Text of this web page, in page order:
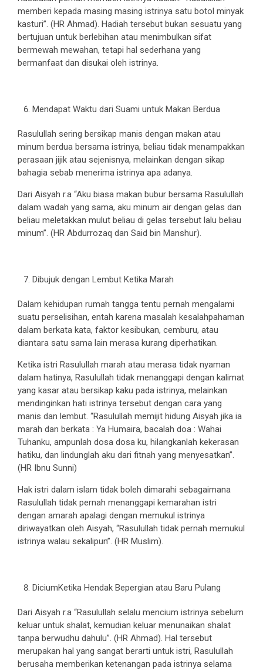
memberi kepada masing masing istrinya satu botol minyak
kasturi”. (HR Ahmad). Hadiah tersebut bukan sesuatu yang
bertujuan untuk berlebihan atau menimbulkan sifat
bermewah mewahan, tetapi hal sederhana yang
bermanfaat dan disukai oleh istrinya.
Mendapat Waktu dari Suami untuk Makan Berdua
Rasulullah sering bersikap manis dengan makan atau
minum berdua bersama istrinya, beliau tidak menampakkan
perasaan jijik atau sejenisnya, melainkan dengan sikap
bahagia sebab menerima istrinya apa adanya.
Dari Aisyah r.a “Aku biasa makan bubur bersama Rasulullah
dalam wadah yang sama, aku minum air dengan gelas dan
beliau meletakkan mulut beliau di gelas tersebut lalu beliau
minum”. (HR Abdurrozaq dan Said bin Manshur).
Dibujuk dengan Lembut Ketika Marah
Dalam kehidupan rumah tangga tentu pernah mengalami
suatu perselisihan, entah karena masalah kesalahpahaman
dalam berkata kata, faktor kesibukan, cemburu, atau
diantara satu sama lain merasa kurang diperhatikan.
Ketika istri Rasulullah marah atau merasa tidak nyaman
dalam hatinya, Rasulullah tidak menanggapi dengan kalimat
yang kasar atau bersikap kaku pada istrinya, melainkan
mendinginkan hati istrinya tersebut dengan cara yang
manis dan lembut. “Rasulullah memijit hidung Aisyah jika ia
marah dan berkata : Ya Humaira, bacalah doa : Wahai
Tuhanku, ampunlah dosa dosa ku, hilangkanlah kekerasan
hatiku, dan lindunglah aku dari fitnah yang menyesatkan”.
(HR Ibnu Sunni)
Hak istri dalam islam tidak boleh dimarahi sebagaimana
Rasulullah tidak pernah menanggapi kemarahan istri
dengan amarah apalagi dengan memukul istrinya
diriwayatkan oleh Aisyah, “Rasulullah tidak pernah memukul
istrinya walau sekalipun”. (HR Muslim).
DiciumKetika Hendak Bepergian atau Baru Pulang
Dari Aisyah r.a “Rasulullah selalu mencium istrinya sebelum
keluar untuk shalat, kemudian keluar menunaikan shalat
tanpa berwudhu dahulu”. (HR Ahmad). Hal tersebut
merupakan hal yang sangat berarti untuk istri, Rasulullah
berusaha memberikan ketenangan pada istrinya selama